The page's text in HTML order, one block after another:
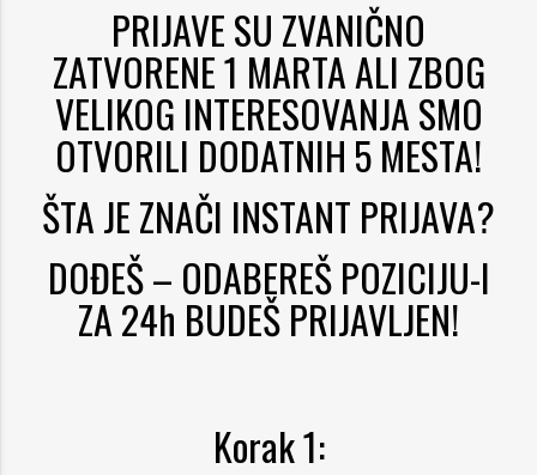
PRIJAVE SU ZVANIČNO
ZATVORENE 1 MARTA ALI ZBOG
VELIKOG INTERESOVANJA SMO
OTVORILI DODATNIH 5 MESTA!
ŠTA JE ZNAČI INSTANT PRIJAVA?
DOĐEŠ – ODABEREŠ POZICIJU-I
ZA 24h BUDEŠ PRIJAVLJEN!
Korak 1: